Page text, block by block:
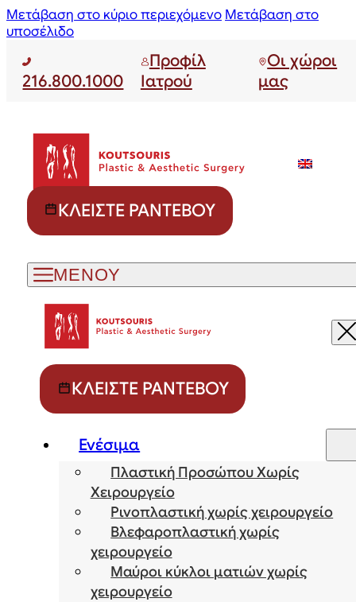
Μετάβαση στο κύριο περιεχόμενο Μετάβαση στο
υποσέλιδο
216.800.1000
Προφίλ
Ιατρού
Οι χώροι
μας
ΚΛΕΊΣΤΕ ΡΑΝΤΕΒΟΎ
ΚΛΕΊΣΤΕ ΡΑΝΤΕΒΟΎ
Ενέσιμα
Πλαστική Προσώπου Χωρίς
Χειρουργείο
Ρινοπλαστική χωρίς χειρουργείο
Βλεφαροπλαστική χωρίς
χειρουργείο
Μαύροι κύκλοι ματιών χωρίς
χειρουργείο